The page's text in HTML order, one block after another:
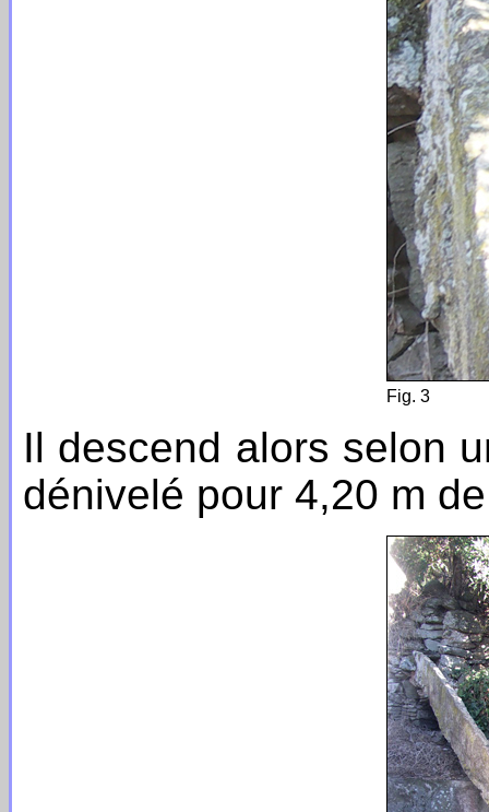
Fig. 3
Il descend alors selon
dénivelé pour 4,20 m